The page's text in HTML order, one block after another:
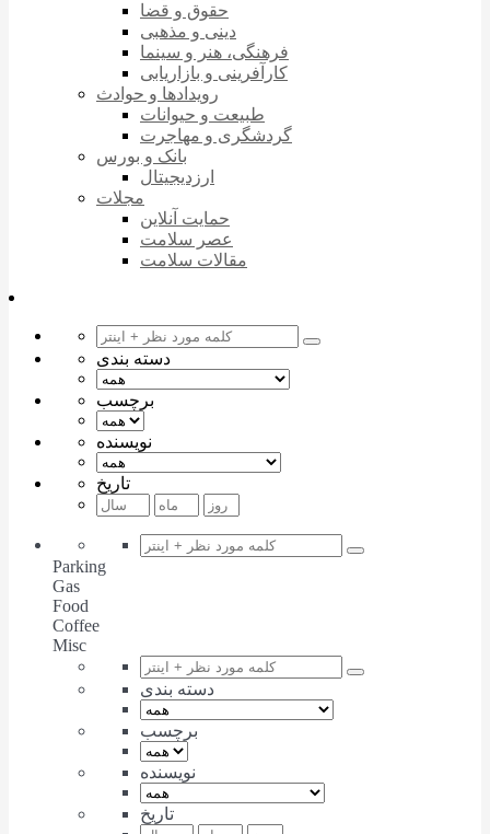
حقوق و قضا
دینی و مذهبی
فرهنگی، هنر و سینما
کارآفرینی و بازاریابی
رویدادها و حوادث
طبیعت و حیوانات
گردشگری و مهاجرت
بانک و بورس
ارزدیجیتال
مجلات
حمایت آنلاین
عصر سلامت
مقالات سلامت
دسته بندی
برچسب
نویسنده
تاریخ
Parking
Gas
Food
Coffee
Misc
دسته بندی
برچسب
نویسنده
تاریخ